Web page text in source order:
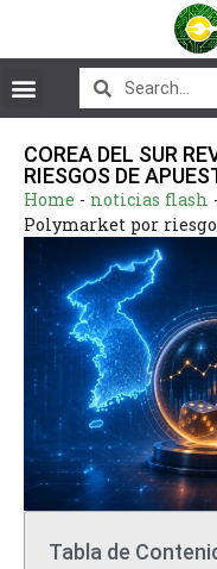
COREA DEL SUR
RIESGOS DE
Home - noticias flash -
Polymarket por
Tabla de